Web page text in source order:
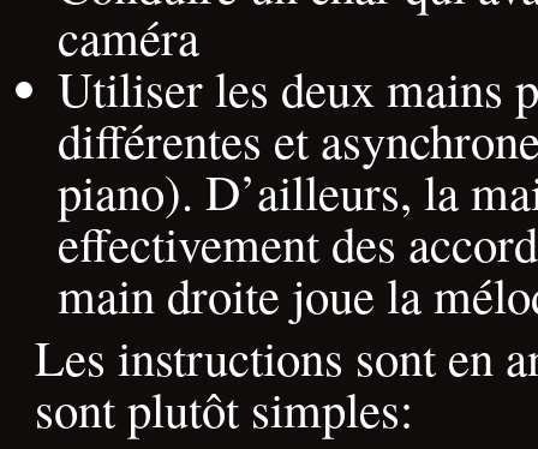
caméra
Utiliser les deux mains
différentes et
piano). D’ailleurs, la
effectivement des
main droite joue la
Les instructions sont en
sont plutôt simples: